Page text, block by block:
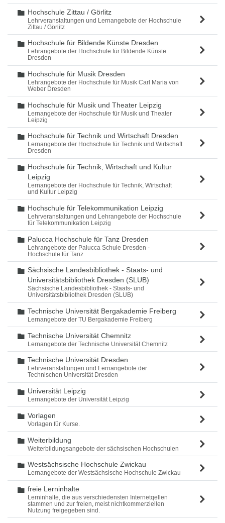
Ordner
Hochschule Zittau / Görlitz
Lehrveranstaltungen und Lernangebote der Hochschule
Zittau / Görlitz
Ordner
Hochschule für Bildende Künste Dresden
Lehrangebote der Hochschule für Bildende Künste
Dresden
Ordner
Hochschule für Musik Dresden
Lehrangebote der Hochschule für Musik Carl Maria von
Weber Dresden
Ordner
Hochschule für Musik und Theater Leipzig
Lernangebote der Hochschule für Musik und Theater
Leipzig
Ordner
Hochschule für Technik und Wirtschaft Dresden
Lernangebote der Hochschule für Technik und Wirtschaft
Dresden
Ordner
Hochschule für Technik, Wirtschaft und Kultur
Leipzig
Lernangebote der Hochschule für Technik, Wirtschaft
und Kultur Leipzig
Ordner
Hochschule für Telekommunikation Leipzig
Lehrveranstaltungen und Lehrangebote der Hochschule
für Telekommunikation Leipzig
Ordner
Palucca Hochschule für Tanz Dresden
Lehrangebote der Palucca Schule Dresden -
Hochschule für Tanz
Ordner
Sächsische Landesbibliothek - Staats- und
Universitätsbibliothek Dresden (SLUB)
Sächsische Landesbibliothek - Staats- und
Universitätsbibliothek Dresden (SLUB)
Ordner
Technische Universität Bergakademie Freiberg
Lernangebote der TU Bergakademie Freiberg
Ordner
Technische Universität Chemnitz
Lernangebote der Technische Universität Chemnitz
Ordner
Technische Universität Dresden
Lehrveranstaltungen und Lernangebote der
Technischen Universität Dresden
Ordner
Universität Leipzig
Lernangebote der Universität Leipzig
Ordner
Vorlagen
Vorlagen für Kurse.
Ordner
Weiterbildung
Weiterbildungsangebote der sächsischen Hochschulen
Ordner
Westsächsische Hochschule Zwickau
Lernangebote der Westsächsische Hochschule Zwickau
Ordner
freie Lerninhalte
Lerninhalte, die aus verschiedensten Internetqellen
stammen und zur freien, meist nichtkommerziellen
Nutzung freigegeben sind.